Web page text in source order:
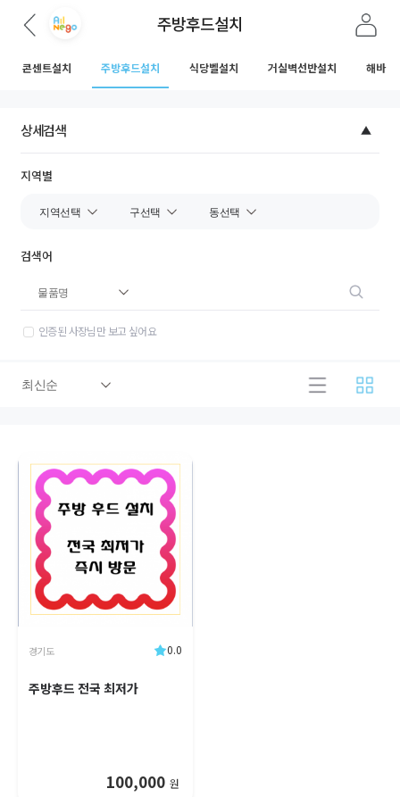
주방후드설치
콘센트설치 주방후드설치 식당벨설치 거실벽선반설치 해바라
상세검색
지역별
검색어
인증된 사장님만 보고 싶어요
0.0
경기도
주방후드 전국 최저가
100,000 원